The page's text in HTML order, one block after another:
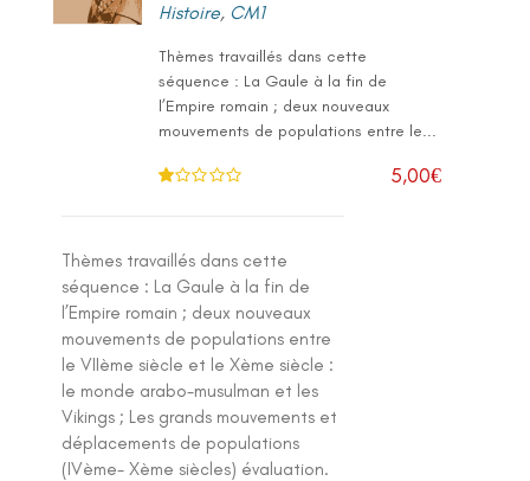
Histoire, CM1
Thèmes travaillés dans cette
séquence : La Gaule à la fin de
l’Empire romain ; deux nouveaux
mouvements de populations entre le...
0
su
5,00€
Thèmes travaillés dans cette
séquence : La Gaule à la fin de
l’Empire romain ; deux nouveaux
mouvements de populations entre
le VIIème siècle et le Xème siècle :
le monde arabo-musulman et les
Vikings ; Les grands mouvements et
déplacements de populations
(IVème- Xème siècles) évaluation.